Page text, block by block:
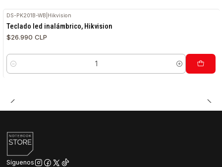
DS-PK201B-WB Hikvision
Teclado led inalámbrico, Hikvision
$26.990 CLP
Cantidad
Síguenos